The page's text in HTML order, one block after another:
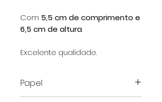
Com 5,5 cm de comprimento e
6,5 cm de altura.
Excelente qualidade.
Papel